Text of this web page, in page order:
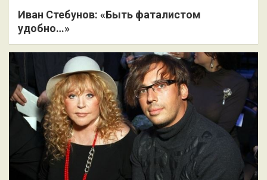
Иван Стебунов: «Быть фаталистом
удобно…»